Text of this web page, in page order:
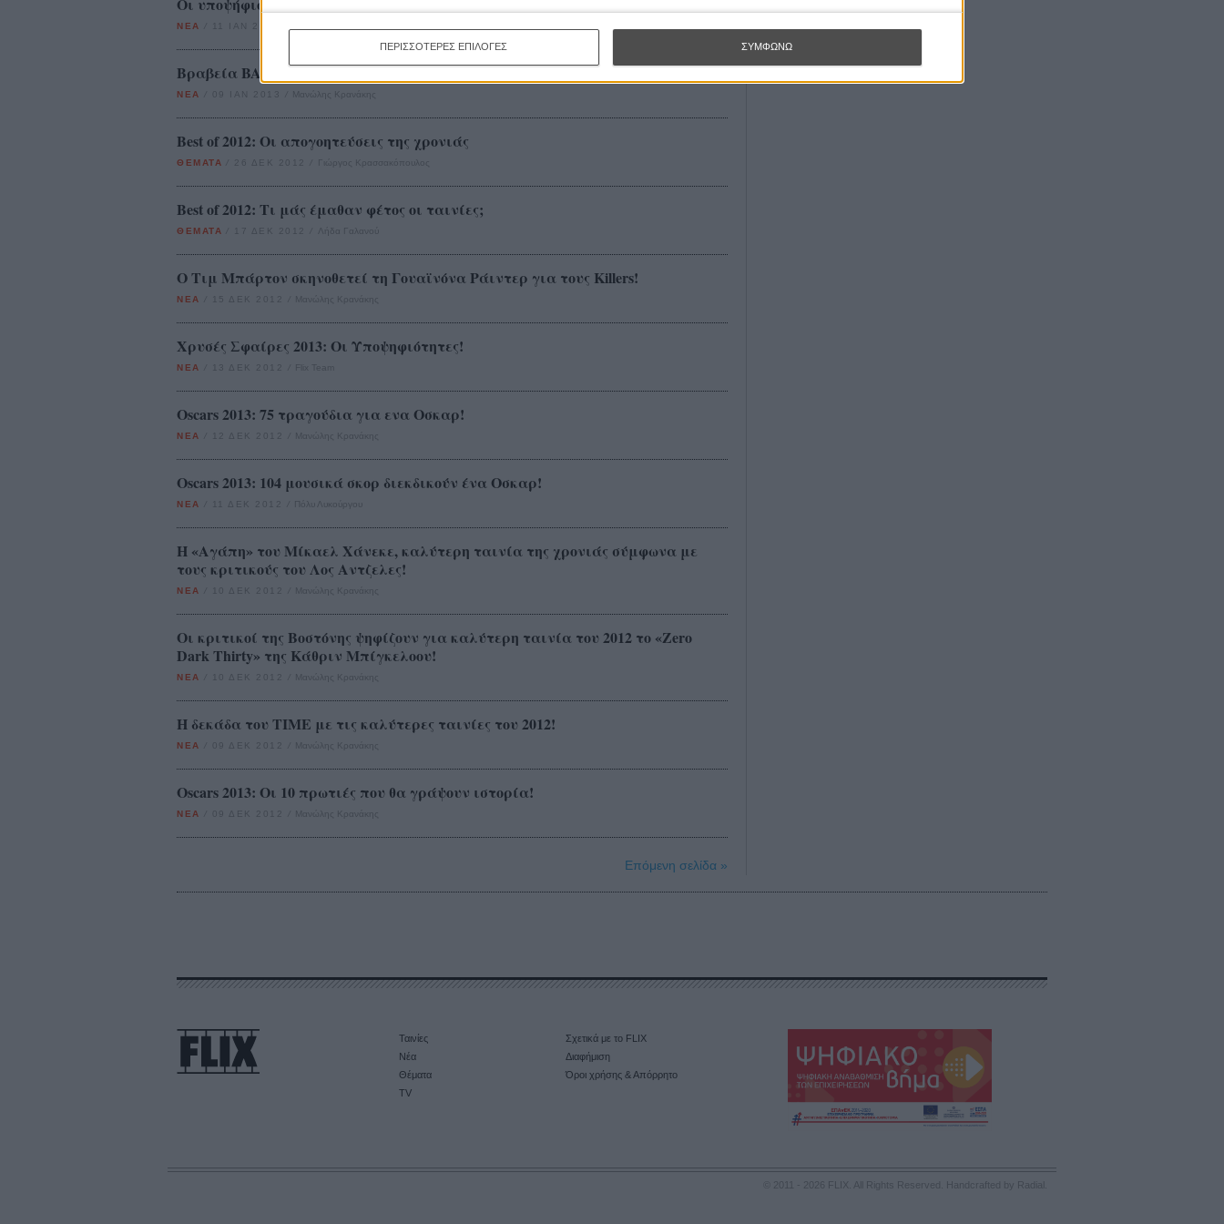
ΠΕΡΙΣΣΟΤΕΡΕΣ ΕΠΙΛΟΓΕΣ ΣΥΜΦΩΝΩ
ΝΕΑ 11 ΙΑΝ 2013
Βραβεία BAFTA 2013: Οι υποψηφιότητες!
ΝΕΑ 09 ΙΑΝ 2013 Μανώλης Κρανάκης
Best of 2012: Οι απογοητεύσεις της χρονιάς
ΘΕΜΑΤΑ 26 ΔΕΚ 2012 Γιώργος Κρασσακόπουλος
Best of 2012: Τι μάς έμαθαν φέτος οι ταινίες;
ΘΕΜΑΤΑ 17 ΔΕΚ 2012 Λήδα Γαλανού
O Τιμ Μπάρτον σκηνοθετεί τη Γουαϊνόνα Ράιντερ για τους Killers!
ΝΕΑ 15 ΔΕΚ 2012 Μανώλης Κρανάκης
Χρυσές Σφαίρες 2013: Οι Υποψηφιότητες!
ΝΕΑ 13 ΔΕΚ 2012 Flix Team
Oscars 2013: 75 τραγούδια για ενα Οσκαρ!
ΝΕΑ 12 ΔΕΚ 2012 Μανώλης Κρανάκης
Oscars 2013: 104 μουσικά σκορ διεκδικούν ένα Οσκαρ!
ΝΕΑ 11 ΔΕΚ 2012 Πόλυ Λυκούργου
H «Αγάπη» του Μίκαελ Χάνεκε, καλύτερη ταινία της χρονιάς σύμφωνα με
τους κριτικούς του Λος Αντζελες!
ΝΕΑ 10 ΔΕΚ 2012 Μανώλης Κρανάκης
Οι κριτικοί της Βοστόνης ψηφίζουν για καλύτερη ταινία του 2012 το «Zero
Dark Thirty» της Κάθριν Μπίγκελοου!
ΝΕΑ 10 ΔΕΚ 2012 Μανώλης Κρανάκης
H δεκάδα του TIME με τις καλύτερες ταινίες του 2012!
ΝΕΑ 09 ΔΕΚ 2012 Μανώλης Κρανάκης
Oscars 2013: Οι 10 πρωτιές που θα γράψουν ιστορία!
ΝΕΑ 09 ΔΕΚ 2012 Μανώλης Κρανάκης
Επόμενη σελίδα »
Ταινίες
Νέα
Θέματα
TV
Σχετικά με το FLIX
Διαφήμιση
Όροι χρήσης & Απόρρητο
© 2011 - 2026 FLIX. All Rights Reserved. Handcrafted by Radial